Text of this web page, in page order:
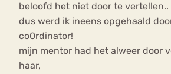
beloofd het niet door te vertellen..
dus werd ik ineens opgehaald
co0rdinator!
mijn mentor had het alweer door
haar,